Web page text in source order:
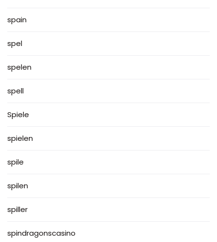
spain
spel
spelen
spell
Spiele
spielen
spile
spilen
spiller
spindragonscasino